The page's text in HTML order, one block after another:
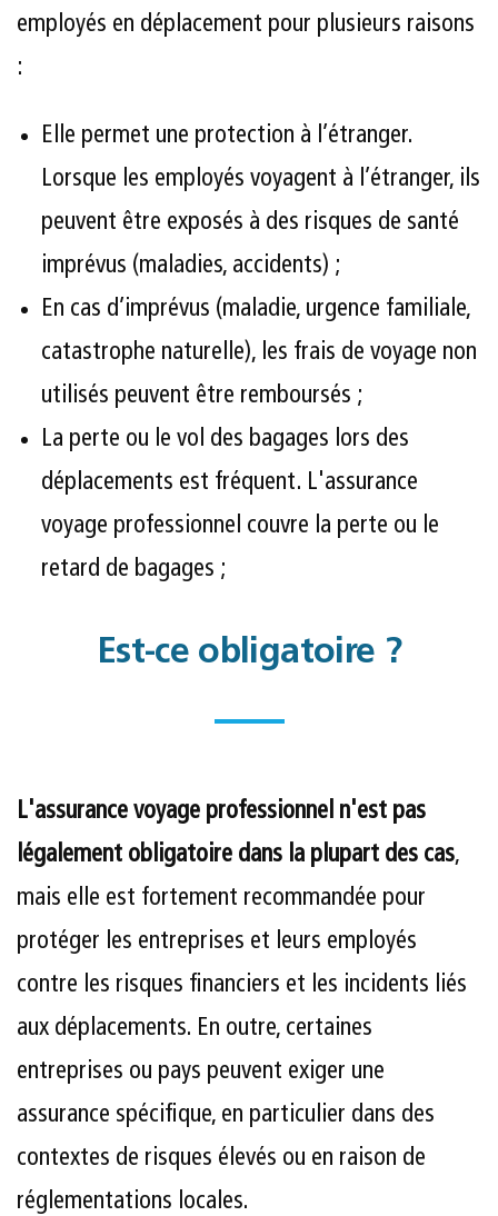
employés en déplacement pour plusieurs raisons
:
Elle permet une protection à l’étranger.
Lorsque les employés voyagent à l’étranger, ils
peuvent être exposés à des risques de santé
imprévus (maladies, accidents) ;
En cas d’imprévus (maladie, urgence familiale,
catastrophe naturelle), les frais de voyage non
utilisés peuvent être remboursés ;
La perte ou le vol des bagages lors des
déplacements est fréquent. L'assurance
voyage professionnel couvre la perte ou le
retard de bagages ;
Est-ce obligatoire ?
L'assurance voyage professionnel n'est pas
légalement obligatoire dans la plupart des cas,
mais elle est fortement recommandée pour
protéger les entreprises et leurs employés
contre les risques financiers et les incidents liés
aux déplacements. En outre, certaines
entreprises ou pays peuvent exiger une
assurance spécifique, en particulier dans des
contextes de risques élevés ou en raison de
réglementations locales.